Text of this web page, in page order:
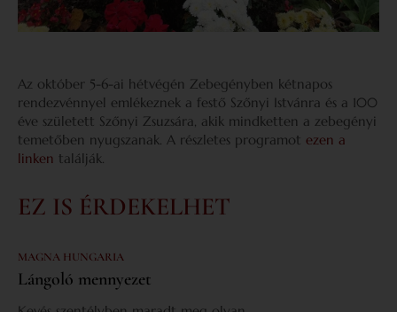
Az október 5-6-ai hétvégén Zebegényben kétnapos
rendezvénnyel emlékeznek a festő Szőnyi Istvánra és a 100
éve született Szőnyi Zsuzsára, akik mindketten a zebegényi
temetőben nyugszanak. A részletes programot ezen a
linken találják.
EZ IS ÉRDEKELHET
MAGNA HUNGARIA
Lángoló mennyezet